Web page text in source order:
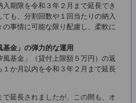
期限を令和３年２月まで延長でき
も、分割回数や１回当たりの納入
事情に可能な限り配慮し、柔軟に
金」の弾力的な運用
風基金」（貸付上限額５万円）の返
１か月以内を令和３年２月まで延長
で延長されましたが、この間も、オ